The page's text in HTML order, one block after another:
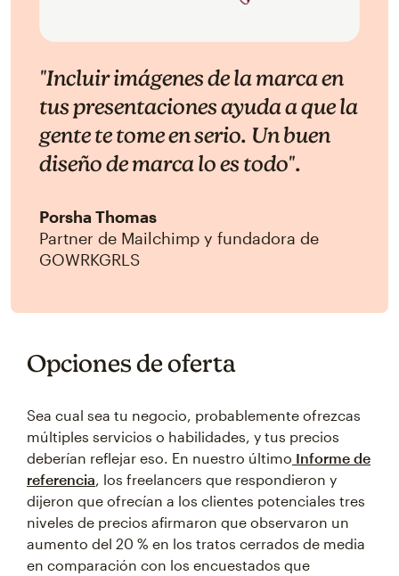
"Incluir imágenes de la marca en
tus presentaciones ayuda a que la
gente te tome en serio. Un buen
diseño de marca lo es todo".
Porsha Thomas
Partner de Mailchimp y fundadora de
GOWRKGRLS
Opciones de oferta
Sea cual sea tu negocio, probablemente ofrezcas
múltiples servicios o habilidades, y tus precios
deberían reflejar eso. En nuestro último Informe de
referencia, los freelancers que respondieron y
dijeron que ofrecían a los clientes potenciales tres
niveles de precios afirmaron que observaron un
aumento del 20 % en los tratos cerrados de media
en comparación con los encuestados que